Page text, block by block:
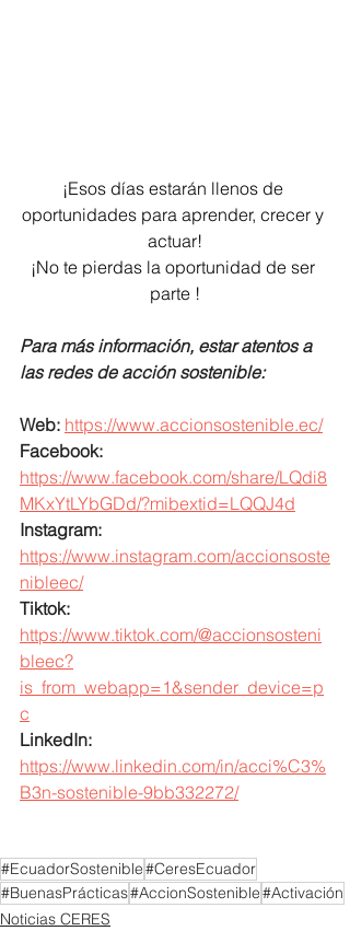
¡Esos días estarán llenos de
oportunidades para aprender, crecer y
actuar!
¡No te pierdas la oportunidad de ser
parte !
Para más información, estar atentos a
las redes de acción sostenible:
Web: https://www.accionsostenible.ec/
Facebook:
https://www.facebook.com/share/LQdi8
MKxYtLYbGDd/?mibextid=LQQJ4d
Instagram:
https://www.instagram.com/accionsoste
nibleec/
Tiktok:
https://www.tiktok.com/@accionsosteni
bleec?
is_from_webapp=1&sender_device=p
c
LinkedIn:
https://www.linkedin.com/in/acci%C3%
B3n-sostenible-9bb332272/
#EcuadorSostenible#CeresEcuador
#BuenasPrácticas#AccionSostenible#Activación
Noticias CERES